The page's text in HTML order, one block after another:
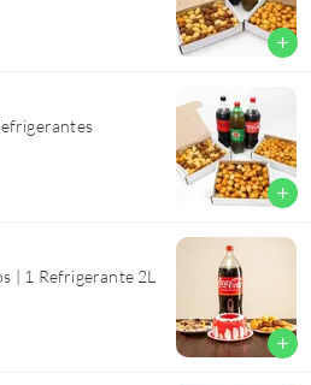
add
fritos + 3 Refrigerantes
add
| 1 Refrigerante 2L
add